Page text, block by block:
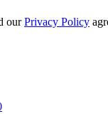
ourPrivacy Policy